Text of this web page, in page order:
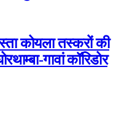
कोयला तस्करों की
गावां कॉरिडोर